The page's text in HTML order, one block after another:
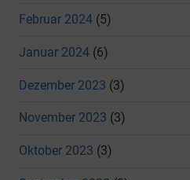
Februar 2024 (5)
Januar 2024 (6)
Dezember 2023 (3)
November 2023 (3)
Oktober 2023 (3)